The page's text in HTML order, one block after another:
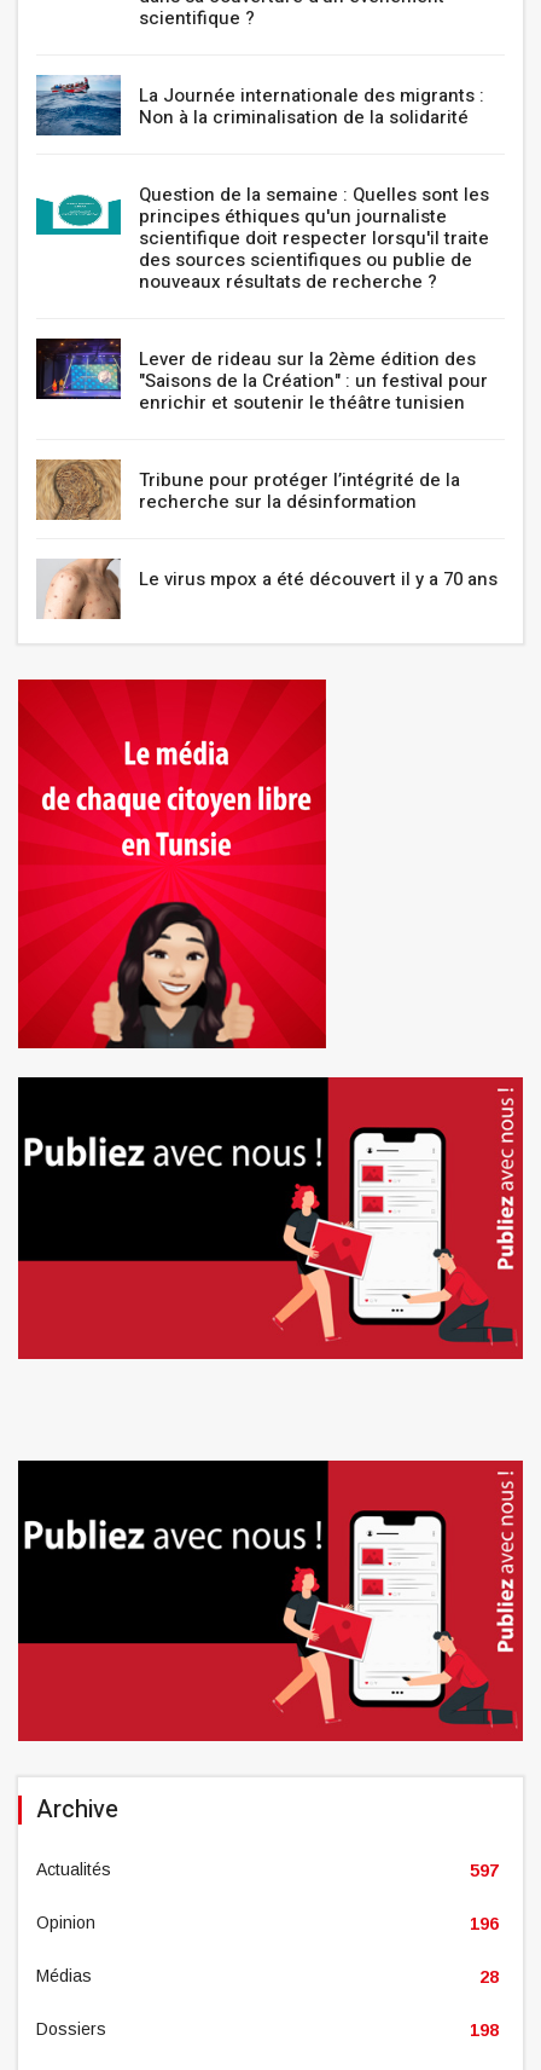
scientifique ?
La Journée internationale des migrants :
Non à la criminalisation de la solidarité
Question de la semaine : Quelles sont les
principes éthiques qu'un journaliste
scientifique doit respecter lorsqu'il traite
des sources scientifiques ou publie de
nouveaux résultats de recherche ?
Lever de rideau sur la 2ème édition des
"Saisons de la Création" : un festival pour
enrichir et soutenir le théâtre tunisien
Tribune pour protéger l’intégrité de la
recherche sur la désinformation
Le virus mpox a été découvert il y a 70 ans
Archive
Actualités 597
Opinion 196
Médias 28
Dossiers 198